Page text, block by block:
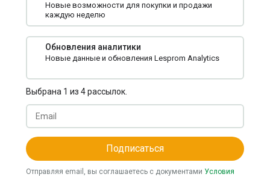
Новые возможности для покупки и продажи
каждую неделю
Обновления аналитики
Новые данные и обновления Lesprom Analytics
Выбрана 1 из 4 рассылок.
Подписаться
Отправляя email, вы соглашаетесь с документами Условия